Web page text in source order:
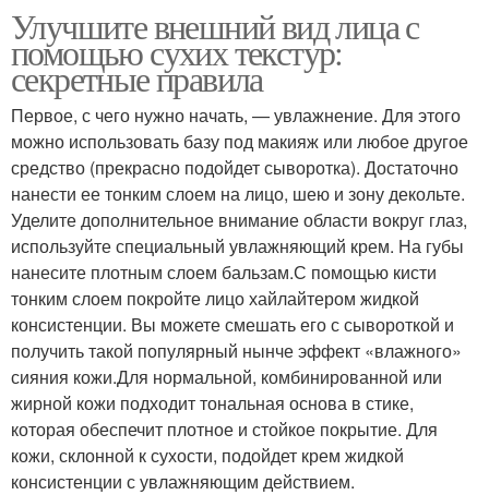
Улучшите внешний вид лица с
помощью сухих текстур:
секретные правила
Первое, с чего нужно начать, — увлажнение. Для этого
можно использовать базу под макияж или любое другое
средство (прекрасно подойдет сыворотка). Достаточно
нанести ее тонким слоем на лицо, шею и зону декольте.
Уделите дополнительное внимание области вокруг глаз,
используйте специальный увлажняющий крем. На губы
нанесите плотным слоем бальзам.С помощью кисти
тонким слоем покройте лицо хайлайтером жидкой
консистенции. Вы можете смешать его с сывороткой и
получить такой популярный нынче эффект «влажного»
сияния кожи.Для нормальной, комбинированной или
жирной кожи подходит тональная основа в стике,
которая обеспечит плотное и стойкое покрытие. Для
кожи, склонной к сухости, подойдет крем жидкой
консистенции с увлажняющим действием.